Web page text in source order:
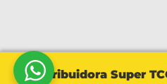
Distribuidora Super